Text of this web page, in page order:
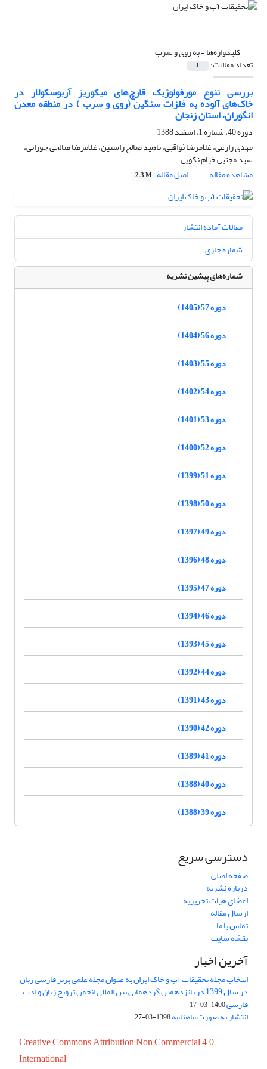
کلیدواژه‌ها =به روی و سرب
تعداد مقالات: 1
بررسی تنوع مورفولوژیک قارچ‌های میکوریز آربوسکولار در
خاک‌های آلوده به فلزات سنگین (روی و سرب ) در منطقه معدن
انگوران، استان زنجان
دوره 40، شماره 1، اسفند 1388
مهدی زارعی، غلامرضا ثواقبی، ناهید صالح راستین، غلامرضا صالحی جوزانی،
سید مجتبی خیام نکویی
مشاهده مقاله
اصل مقاله 2.3 M
مقالات آماده انتشار
شماره جاری
شماره‌های پیشین نشریه
دوره 57 (1405)
دوره 56 (1404)
دوره 55 (1403)
دوره 54 (1402)
دوره 53 (1401)
دوره 52 (1400)
دوره 51 (1399)
دوره 50 (1398)
دوره 49 (1397)
دوره 48 (1396)
دوره 47 (1395)
دوره 46 (1394)
دوره 45 (1393)
دوره 44 (1392)
دوره 43 (1391)
دوره 42 (1390)
دوره 41 (1389)
دوره 40 (1388)
دوره 39 (1388)
دسترسی سریع
صفحه اصلی
درباره نشریه
اعضای هیات تحریریه
ارسال مقاله
تماس با ما
نقشه سایت
آخرین اخبار
انتخاب مجله تحقیقات آب و خاک ایران به عنوان مجله علمی برتر فارسی زبان
در سال 1399 در پانزدهمین گردهمایی بین المللی انجمن ترویج زبان و ادب
فارسی1400-03-17
انتشار به صورت ماهنامه1398-03-27
Creative Commons Attribution Non Commercial 4.0
International